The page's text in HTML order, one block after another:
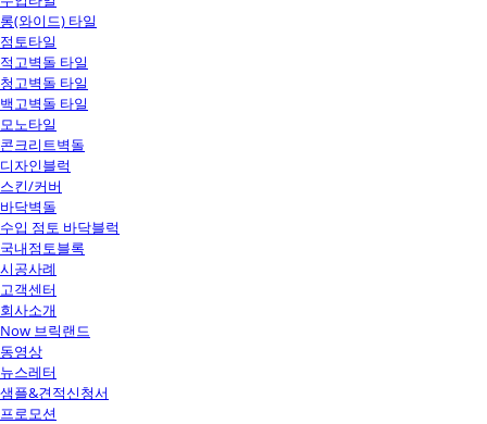
롱(와이드) 타일
점토타일
적고벽돌 타일
청고벽돌 타일
백고벽돌 타일
모노타일
콘크리트벽돌
디자인블럭
스킨/커버
바닥벽돌
수입 점토 바닥블럭
국내점토블록
시공사례
고객센터
회사소개
Now 브릭랜드
동영상
뉴스레터
샘플&견적신청서
프로모션